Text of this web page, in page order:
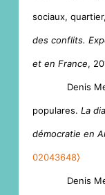
sociaux,
des conflits.
et en France,
Denis
populares. La
démocratie en
02043648⟩
Denis